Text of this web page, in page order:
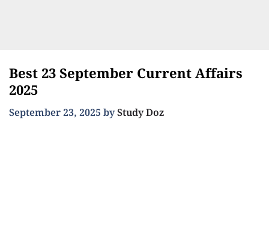
Best 23 September Current Affairs
2025
September 23, 2025 byStudy Doz